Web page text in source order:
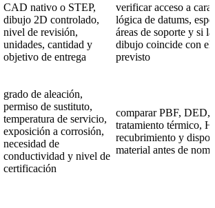
CAD nativo o STEP,
dibujo 2D controlado,
nivel de revisión,
unidades, cantidad y
objetivo de entrega
verificar acceso a
lógica de datums,
áreas de soporte y si
dibujo coincide con el
previsto
grado de aleación,
permiso de sustituto,
temperatura de servicio,
exposición a corrosión,
necesidad de
conductividad y nivel de
certificación
comparar PBF, DED,
tratamiento térmico,
recubrimiento y
material antes de